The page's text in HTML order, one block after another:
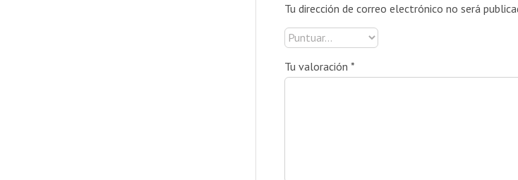
Tu dirección de correo electrónico no será
Tu valoración *